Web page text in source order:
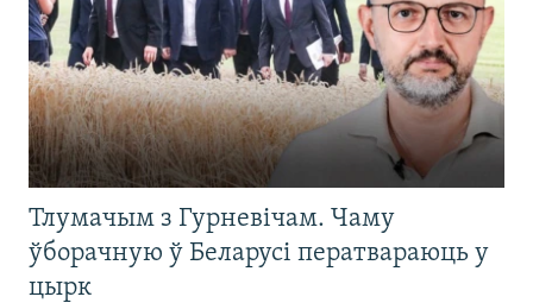
Тлумачым з Гурневічам. Чаму
ўборачную ў Беларусі ператвараюць у
цырк